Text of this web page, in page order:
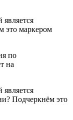
это маркером
по
на
Подчеркнём это